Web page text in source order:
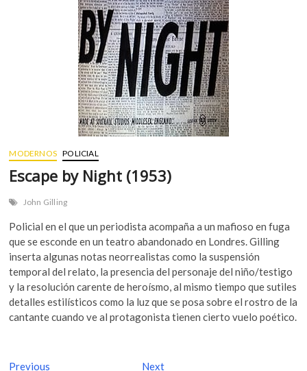
MODERNOS POLICIAL
Escape by Night (1953)
John Gilling
Policial en el que un periodista acompaña a un mafioso en fuga
que se esconde en un teatro abandonado en Londres. Gilling
inserta algunas notas neorrealistas como la suspensión
temporal del relato, la presencia del personaje del niño/testigo
y la resolución carente de heroísmo, al mismo tiempo que sutiles
detalles estilísticos como la luz que se posa sobre el rostro de la
cantante cuando ve al protagonista tienen cierto vuelo poético.
Previous NextN